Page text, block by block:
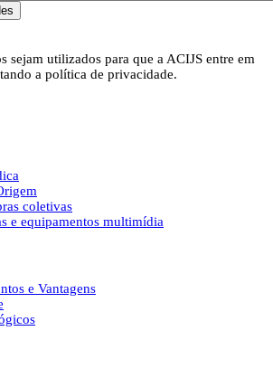
sejam utilizados para que a ACIJS entre em
a política de privacidade.
coletivas
e equipamentos multimídia
e Vantagens